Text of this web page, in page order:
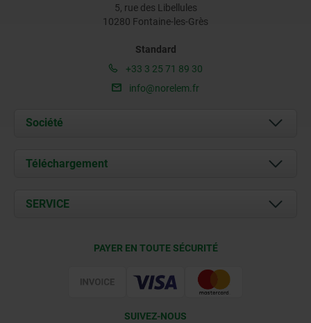
5, rue des Libellules
10280 Fontaine-les-Grès
Standard
+33 3 25 71 89 30
info@norelem.fr
Société
À propos de nous
Contact
Téléchargement
Documents
SERVICE
PAYER EN TOUTE SÉCURITÉ
SUIVEZ-NOUS